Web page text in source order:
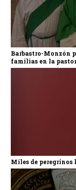
Barbastro-Monzón
familias en la
Miles de peregrinos